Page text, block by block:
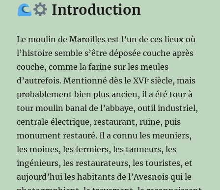
Introduction
Le moulin de Maroilles est l’un de ces lieux où
l’histoire semble s’être déposée couche après
couche, comme la farine sur les meules
d’autrefois. Mentionné dès le XVIᵉ siècle, mais
probablement bien plus ancien, il a été tour à
tour moulin banal de l’abbaye, outil industriel,
centrale électrique, restaurant, ruine, puis
monument restauré. Il a connu les meuniers,
les moines, les fermiers, les tanneurs, les
ingénieurs, les restaurateurs, les touristes, et
aujourd’hui les habitants de l’Avesnois qui le